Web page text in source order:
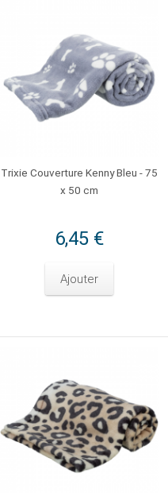
Trixie Couverture Kenny Bleu - 75
x 50 cm
6,45 €
Ajouter